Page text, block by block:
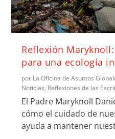
Reflexión
para una ecología
por La Oficina de Asuntos
Noticias, Reflexiones de las
El Padre Maryknoll
cómo el cuidado de
ayuda a mantener